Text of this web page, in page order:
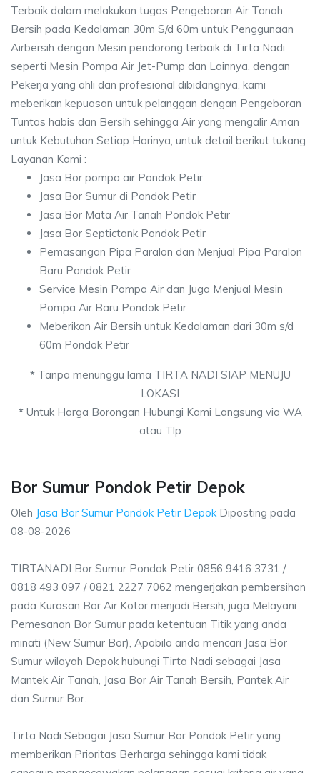
Terbaik dalam melakukan tugas Pengeboran Air Tanah
Bersih pada Kedalaman 30m S/d 60m untuk Penggunaan
Airbersih dengan Mesin pendorong terbaik di Tirta Nadi
seperti Mesin Pompa Air Jet-Pump dan Lainnya, dengan
Pekerja yang ahli dan profesional dibidangnya, kami
meberikan kepuasan untuk pelanggan dengan Pengeboran
Tuntas habis dan Bersih sehingga Air yang mengalir Aman
untuk Kebutuhan Setiap Harinya, untuk detail berikut tukang
Layanan Kami :
Jasa Bor pompa air Pondok Petir
Jasa Bor Sumur di Pondok Petir
Jasa Bor Mata Air Tanah Pondok Petir
Jasa Bor Septictank Pondok Petir
Pemasangan Pipa Paralon dan Menjual Pipa Paralon
Baru Pondok Petir
Service Mesin Pompa Air dan Juga Menjual Mesin
Pompa Air Baru Pondok Petir
Meberikan Air Bersih untuk Kedalaman dari 30m s/d
60m Pondok Petir
*Tanpa menunggu lama TIRTA NADI SIAP MENUJU
LOKASI
*Untuk Harga Borongan Hubungi Kami Langsung via WA
atau Tlp
Bor Sumur Pondok Petir Depok
Oleh Jasa Bor Sumur Pondok Petir Depok Diposting pada
08-08-2026
TIRTANADI Bor Sumur Pondok Petir 0856 9416 3731 /
0818 493 097 / 0821 2227 7062 mengerjakan pembersihan
pada Kurasan Bor Air Kotor menjadi Bersih, juga Melayani
Pemesanan Bor Sumur pada ketentuan Titik yang anda
minati (New Sumur Bor), Apabila anda mencari Jasa Bor
Sumur wilayah Depok hubungi Tirta Nadi sebagai Jasa
Mantek Air Tanah, Jasa Bor Air Tanah Bersih, Pantek Air
dan Sumur Bor.
Tirta Nadi Sebagai Jasa Sumur Bor Pondok Petir yang
memberikan Prioritas Berharga sehingga kami tidak